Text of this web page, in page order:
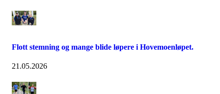
Flott stemning og mange blide løpere i Hovemoenløpet.
21.05.2026